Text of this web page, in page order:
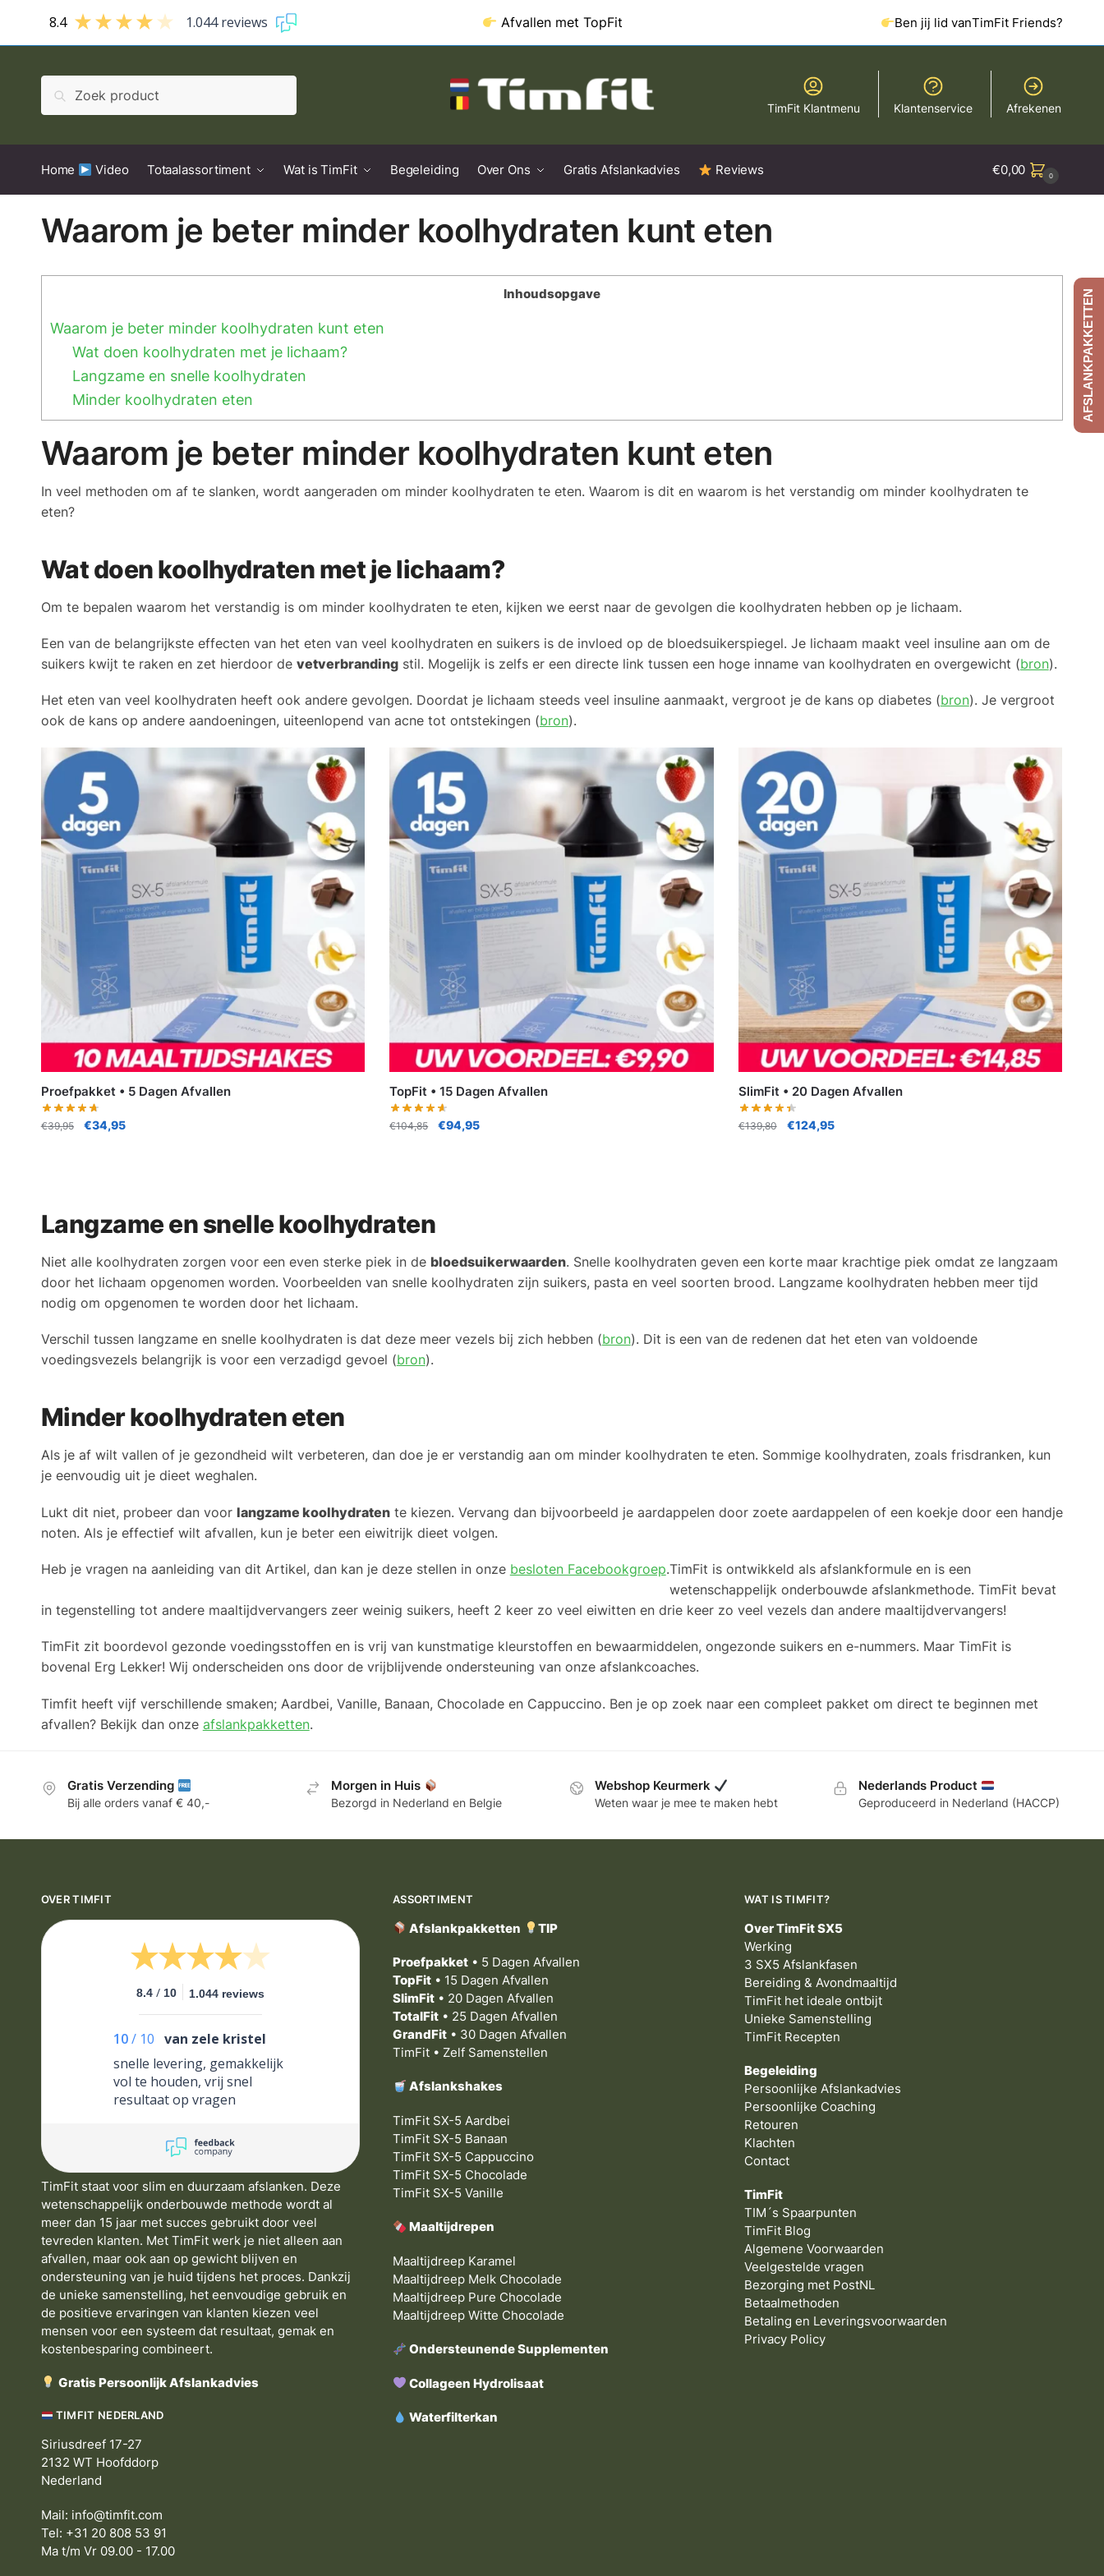
8.4 1.044 reviews Afvallen met TopFit Ben jij lid vanTimFit Friends?
Zoeken
TimFit Klantmenu Klantenservice Afrekenen
Home Video Totaalassortiment Wat is TimFit Begeleiding Over Ons Gratis Afslankadvies Reviews €0,00 0
Waarom je beter minder koolhydraten kunt eten
Inhoudsopgave
Waarom je beter minder koolhydraten kunt eten
Wat doen koolhydraten met je lichaam?
Langzame en snelle koolhydraten
Minder koolhydraten eten
Waarom je beter minder koolhydraten kunt eten
In veel methoden om af te slanken, wordt aangeraden om minder koolhydraten te eten. Waarom is dit en waarom is het verstandig om minder koolhydraten te
eten?
Wat doen koolhydraten met je lichaam?
Om te bepalen waarom het verstandig is om minder koolhydraten te eten, kijken we eerst naar de gevolgen die koolhydraten hebben op je lichaam.
Een van de belangrijkste effecten van het eten van veel koolhydraten en suikers is de invloed op de bloedsuikerspiegel. Je lichaam maakt veel insuline aan om de
suikers kwijt te raken en zet hierdoor de vetverbrandingstil. Mogelijk is zelfs er een directe link tussen een hoge inname van koolhydraten en overgewicht (bron).
Het eten van veel koolhydraten heeft ook andere gevolgen. Doordat je lichaam steeds veel insuline aanmaakt, vergroot je de kans op diabetes (bron). Je vergroot
ook de kans op andere aandoeningen, uiteenlopend van acne tot ontstekingen (bron).
Proefpakket • 5 Dagen Afvallen
€39,95 €34,95
TopFit • 15 Dagen Afvallen
€104,85 €94,95
SlimFit • 20 Dagen Afvallen
€139,80 €124,95
Langzame en snelle koolhydraten
Niet alle koolhydraten zorgen voor een even sterke piek in de bloedsuikerwaarden. Snelle koolhydraten geven een korte maar krachtige piek omdat ze langzaam
door het lichaam opgenomen worden. Voorbeelden van snelle koolhydraten zijn suikers, pasta en veel soorten brood. Langzame koolhydraten hebben meer tijd
nodig om opgenomen te worden door het lichaam.
Verschil tussen langzame en snelle koolhydraten is dat deze meer vezels bij zich hebben (bron). Dit is een van de redenen dat het eten van voldoende
voedingsvezels belangrijk is voor een verzadigd gevoel (bron).
Minder koolhydraten eten
Als je af wilt vallen of je gezondheid wilt verbeteren, dan doe je er verstandig aan om minder koolhydraten te eten. Sommige koolhydraten, zoals frisdranken, kun
je eenvoudig uit je dieet weghalen.
Lukt dit niet, probeer dan voor langzame koolhydratente kiezen. Vervang dan bijvoorbeeld je aardappelen door zoete aardappelen of een koekje door een handje
noten. Als je effectief wilt afvallen, kun je beter een eiwitrijk dieet volgen.
Heb je vragen na aanleiding van dit Artikel, dan kan je deze stellen in onze besloten Facebookgroep.TimFit is ontwikkeld als afslankformule en is een
wetenschappelijk onderbouwde afslankmethode. TimFit bevat
in tegenstelling tot andere maaltijdvervangers zeer weinig suikers, heeft 2 keer zo veel eiwitten en drie keer zo veel vezels dan andere maaltijdvervangers!
TimFit zit boordevol gezonde voedingsstoffen en is vrij van kunstmatige kleurstoffen en bewaarmiddelen, ongezonde suikers en e-nummers. Maar TimFit is
bovenal Erg Lekker! Wij onderscheiden ons door de vrijblijvende ondersteuning van onze afslankcoaches.
Timfit heeft vijf verschillende smaken; Aardbei, Vanille, Banaan, Chocolade en Cappuccino. Ben je op zoek naar een compleet pakket om direct te beginnen met
afvallen? Bekijk dan onze afslankpakketten.
Gratis Verzending
Bij alle orders vanaf € 40,-
Morgen in Huis
Bezorgd in Nederland en Belgie
Webshop Keurmerk
Weten waar je mee te maken hebt
Nederlands Product
Geproduceerd in Nederland (HACCP)
OVER TIMFIT
8.4 / 10 1.044 reviews
10/ 10 van zele kristel
snelle levering, gemakkelijk
vol te houden, vrij snel
resultaat op vragen
TimFit staat voor slim en duurzaam afslanken. Deze
wetenschappelijk onderbouwde methode wordt al
meer dan 15 jaar met succes gebruikt door veel
tevreden klanten. Met TimFit werk je niet alleen aan
afvallen, maar ook aan op gewicht blijven en
ondersteuning van je huid tijdens het proces. Dankzij
de unieke samenstelling, het eenvoudige gebruik en
de positieve ervaringen van klanten kiezen veel
mensen voor een systeem dat resultaat, gemak en
kostenbesparing combineert.
Gratis Persoonlijk Afslankadvies
TIMFIT NEDERLAND
Siriusdreef 17-27
2132 WT Hoofddorp
Nederland
Mail: info@timfit.com
Tel: +31 20 808 53 91
Ma t/m Vr 09.00 - 17.00
ASSORTIMENT
Afslankpakketten TIP
Proefpakket• 5 Dagen Afvallen
TopFit• 15 Dagen Afvallen
SlimFit• 20 Dagen Afvallen
TotalFit• 25 Dagen Afvallen
GrandFit• 30 Dagen Afvallen
TimFit • Zelf Samenstellen
Afslankshakes
TimFit SX-5 Aardbei
TimFit SX-5 Banaan
TimFit SX-5 Cappuccino
TimFit SX-5 Chocolade
TimFit SX-5 Vanille
Maaltijdrepen
Maaltijdreep Karamel
Maaltijdreep Melk Chocolade
Maaltijdreep Pure Chocolade
Maaltijdreep Witte Chocolade
Ondersteunende Supplementen
Collageen Hydrolisaat
Waterfilterkan
WAT IS TIMFIT?
Over TimFit SX5
Werking
3 SX5 Afslankfasen
Bereiding & Avondmaaltijd
TimFit het ideale ontbijt
Unieke Samenstelling
TimFit Recepten
Begeleiding
Persoonlijke Afslankadvies
Persoonlijke Coaching
Retouren
Klachten
Contact
TimFit
TIM´s Spaarpunten
TimFit Blog
Algemene Voorwaarden
Veelgestelde vragen
Bezorging met PostNL
Betaalmethoden
Betaling en Leveringsvoorwaarden
Privacy Policy
AFSLANKPAKKETTEN